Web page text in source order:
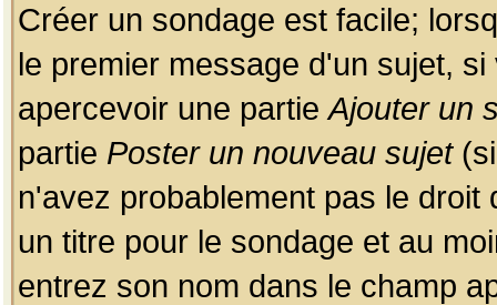
Créer un sondage est facile;
le premier message d'un sujet,
apercevoir une partieAjouter un
partie Poster un nouveau sujet(si
n'avez probablement pas le
un titre pour le sondage et au
entrez son nom dans le champ